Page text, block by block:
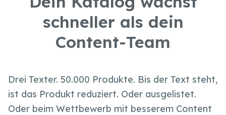
schneller als dein
Content-Team
Drei Texter. 50.000 Produkte. Bis der Text steht,
ist das Produkt reduziert. Oder ausgelistet.
Oder beim Wettbewerb mit besserem Content